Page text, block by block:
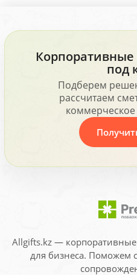
под
Подберем
рассчитаем
Allgifts.kz —
для бизнеса. Поможем